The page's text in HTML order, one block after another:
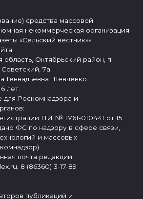
средства массовой
некоммерческая организация
«Сельский вестник»»
Октябрьский район, п.
7а
Геннадьевна Шевченко
лет.
для Роскомнадзора и
ПИ № ТУ61-010441 от 15
ФС по надзору в сфере связи,
и массовых
почта редакции:
8 (86360) 3-17-89
публикаций и